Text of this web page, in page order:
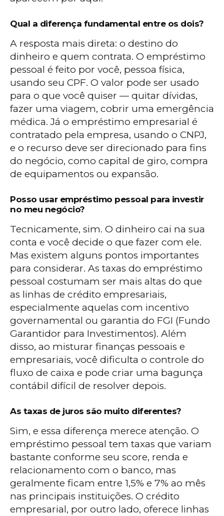
Qual a diferença fundamental entre os dois?
A resposta mais direta: o destino do
dinheiro e quem contrata. O empréstimo
pessoal é feito por você, pessoa física,
usando seu CPF. O valor pode ser usado
para o que você quiser — quitar dívidas,
fazer uma viagem, cobrir uma emergência
médica. Já o empréstimo empresarial é
contratado pela empresa, usando o CNPJ,
e o recurso deve ser direcionado para fins
do negócio, como capital de giro, compra
de equipamentos ou expansão.
Posso usar empréstimo pessoal para investir
no meu negócio?
Tecnicamente, sim. O dinheiro cai na sua
conta e você decide o que fazer com ele.
Mas existem alguns pontos importantes
para considerar. As taxas do empréstimo
pessoal costumam ser mais altas do que
as linhas de crédito empresariais,
especialmente aquelas com incentivo
governamental ou garantia do FGI (Fundo
Garantidor para Investimentos). Além
disso, ao misturar finanças pessoais e
empresariais, você dificulta o controle do
fluxo de caixa e pode criar uma bagunça
contábil difícil de resolver depois.
As taxas de juros são muito diferentes?
Sim, e essa diferença merece atenção. O
empréstimo pessoal tem taxas que variam
bastante conforme seu score, renda e
relacionamento com o banco, mas
geralmente ficam entre 1,5% e 7% ao mês
nas principais instituições. O crédito
empresarial, por outro lado, oferece linhas